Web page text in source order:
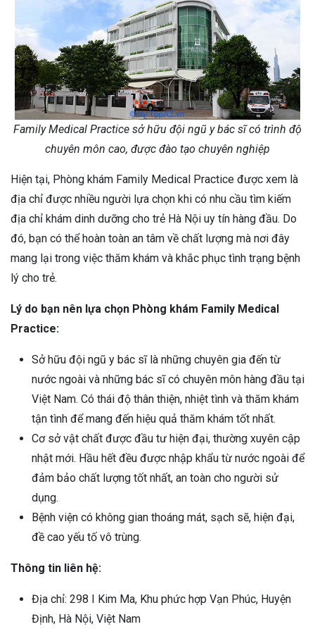
Family Medical Practice sở hữu đội ngũ y bác sĩ có trình độ
chuyên môn cao, được đào tạo chuyên nghiệp
Hiện tại, Phòng khám Family Medical Practice được xem là
địa chỉ được nhiều người lựa chọn khi có nhu cầu tìm kiếm
địa chỉ khám dinh dưỡng cho trẻ Hà Nội uy tín hàng đầu. Do
đó, bạn có thể hoàn toàn an tâm về chất lượng mà nơi đây
mang lại trong việc thăm khám và khắc phục tình trạng bệnh
lý cho trẻ.
Lý do bạn nên lựa chọn Phòng khám Family Medical
Practice:
Sở hữu đội ngũ y bác sĩ là những chuyên gia đến từ
nước ngoài và những bác sĩ có chuyên môn hàng đầu tại
Việt Nam. Có thái độ thân thiện, nhiệt tình và thăm khám
tận tình để mang đến hiệu quả thăm khám tốt nhất.
Cơ sở vật chất được đầu tư hiện đại, thường xuyên cập
nhật mới. Hầu hết đều được nhập khẩu từ nước ngoài để
đảm bảo chất lượng tốt nhất, an toàn cho người sử
dụng.
Bệnh viện có không gian thoáng mát, sạch sẽ, hiện đại,
đề cao yếu tố vô trùng.
Thông tin liên hệ:
Địa chỉ: 298 I Kim Ma, Khu phức hợp Vạn Phúc, Huyện
Định, Hà Nội, Việt Nam